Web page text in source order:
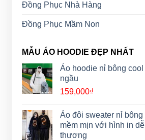
Đồng Phục Nhà Hàng
Đồng Phục Mầm Non
MẪU ÁO HOODIE ĐẸP NHẤT
Áo hoodie nỉ bông cool
ngầu
159,000₫
Áo đôi sweater nỉ bông
mềm mịn với hình in dễ
thương